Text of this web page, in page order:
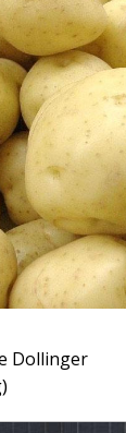
Dollinger